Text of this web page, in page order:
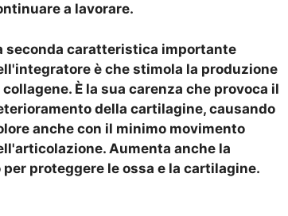
a lavorare.
seconda caratteristica importante
è che stimola la produzione
collagene. È la sua carenza che provoca il
della cartilagine, causando
anche con il minimo movimento
Aumenta anche la
proteggere le ossa e la cartilagine.